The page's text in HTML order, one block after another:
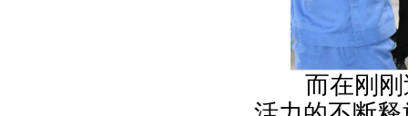
而在刚